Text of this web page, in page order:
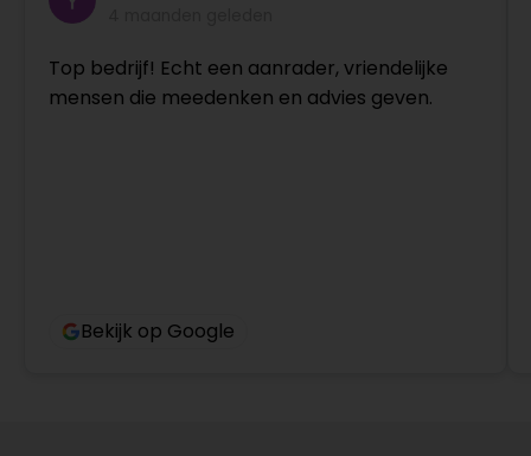
Top bedrijf! Echt een aanrader, vriendelijke
mensen die meedenken en advies geven.
Bekijk op Google